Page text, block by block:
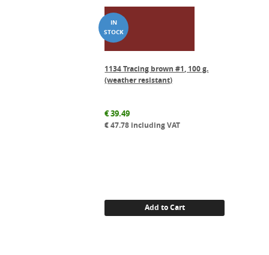
1134 Tracing brown #1, 100 g.
(weather resistant)
€39.49
€47.78 including VAT
Add to Cart